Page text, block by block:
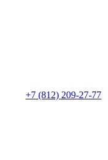
+7 (812) 209-27-77